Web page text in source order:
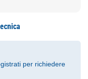
per richiedere